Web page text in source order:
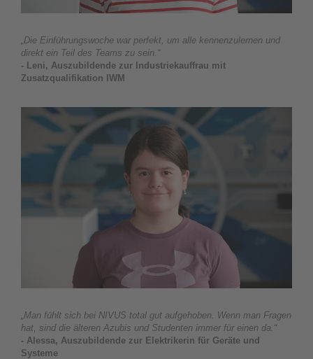
„Die Einführungswoche war perfekt, um alle kennenzulernen und
direkt ein Teil des Teams zu sein.“
- Leni, Auszubildende zur Industriekauffrau mit
Zusatzqualifikation IWM
„Man fühlt sich bei NIVUS total gut aufgehoben. Wenn man Fragen
hat, sind die älteren Azubis und Studenten immer für einen da.“
- Alessa, Auszubildende zur Elektrikerin für Geräte und
Systeme